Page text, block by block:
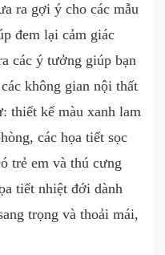
ra gợi ý cho các mẫu
đem lại cảm giác
các ý tưởng giúp bạn
không gian nội thất
thiết kế màu xanh lam
các họa tiết sọc
trẻ em và thú cưng
tiết nhiệt đới dành
trọng và thoải mái,